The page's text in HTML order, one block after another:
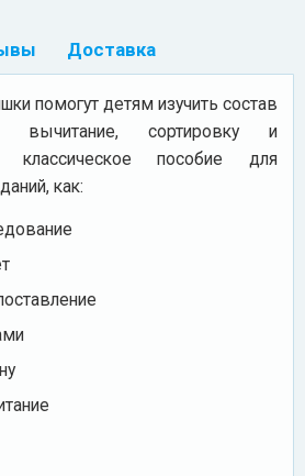
Доставка
помогут детям изучить состав
вычитание, сортировку и
классическое пособие для
как: